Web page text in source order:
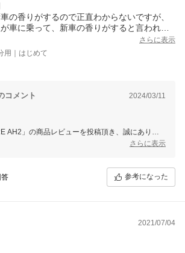
の香りがするので正直わからないですが、
車に乗って、新車の香りがすると言われた
いたら多少なりともタバコの匂いがすると思
われたので、高価あるのかな？？
時はタバコのにおいは、しないです！
きれば良いなと思っています
さらに表示
用｜はじめて
コメント 2024/03/11
AH2」の商品レビューを投稿頂き、誠にありが
愛用いただけますと幸いです。
さらに表示
参考になった
2021/07/04